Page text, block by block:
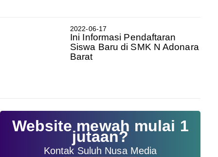
2022-06-17
Ini Informasi Pendaftaran
Siswa Baru di SMK N Adonara
Barat
Website mewah mulai 1
jutaan?
Kontak Suluh Nusa Media